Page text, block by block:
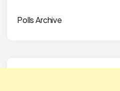
Polls Archive